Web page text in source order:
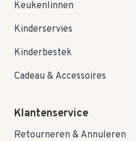
Keukenlinnen
Kinderservies
Kinderbestek
Cadeau & Accessoires
Klantenservice
Retourneren & Annuleren